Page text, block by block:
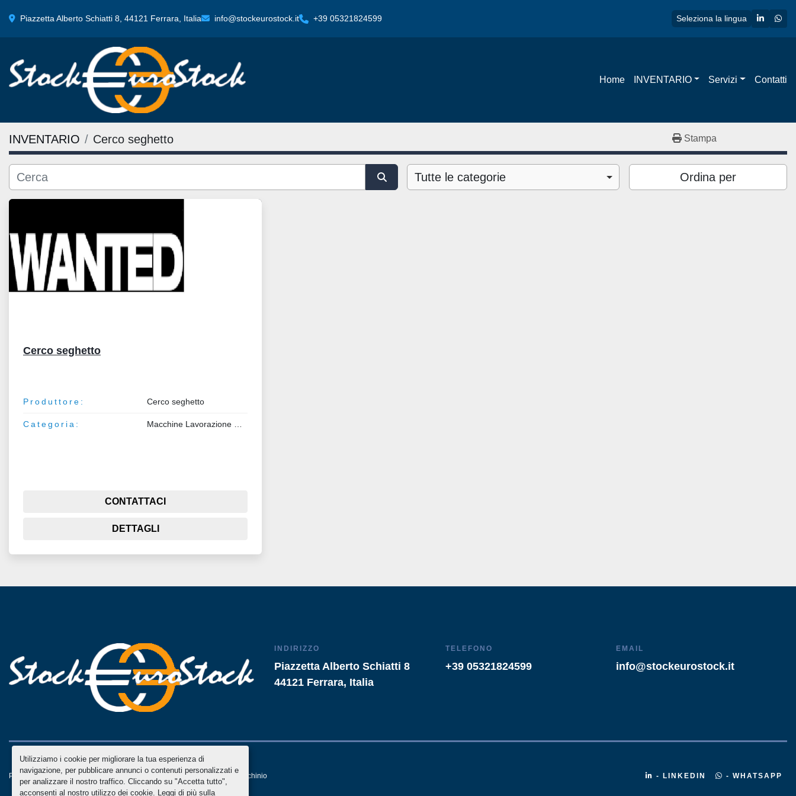
Utilizziamo i cookie per migliorare la tua esperienza di
navigazione, per pubblicare annunci o contenuti personalizzati e
per analizzare il nostro traffico. Cliccando su "Accetta tutto",
acconsenti al nostro utilizzo dei cookie. Leggi di più sulla
Piazzetta Alberto Schiatti 8, 44121 Ferrara, Italia info@stockeurostock.it +39 05321824599 Seleziona la lingua linkedin
Home INVENTARIO Servizi Contatti
INVENTARIO Cerco seghetto Stampa
Tutte le categorie Ordina per
Cerco seghetto
Produttore: Cerco seghetto
Categoria:
CONTATTACI
DETTAGLI
INDIRIZZO
Piazzetta Alberto Schiatti 8
44121 Ferrara, Italia
TELEFONO
+39 05321824599
EMAIL
info@stockeurostock.it
Personalizza le preferenze sui Cookies Machinio Systemsito web diMachinio - LINKEDIN - WHATSAPP